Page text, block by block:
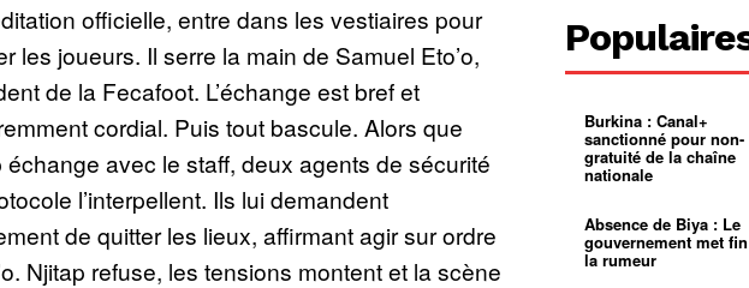
officielle, entre dans les vestiaires pour
les joueurs. Il serre la main de Samuel Eto’o,
de la Fecafoot. L’échange est bref et
cordial. Puis tout bascule. Alors que
échange avec le staff, deux agents de sécurité
l’interpellent. Ils lui demandent
de quitter les lieux, affirmant agir sur ordre
Njitap refuse, les tensions montent et la scène
400 000
pasteur
L’État
d’or
Entre
mentale
01:12
à
mettra-
01:12
Burkina : Canal+
sanctionné pour non-
gratuité de la chaîne
nationale
Absence de Biya : Le
gouvernement met
la rumeur